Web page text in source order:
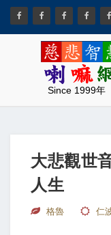
Since 1999年
大悲觀世
人生
格魯 仁